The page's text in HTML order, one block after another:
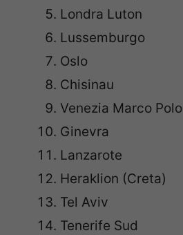
Londra Luton
Lussemburgo
Oslo
Chisinau
Venezia Marco Polo
Ginevra
Lanzarote
Heraklion (Creta)
Tel Aviv
Tenerife Sud